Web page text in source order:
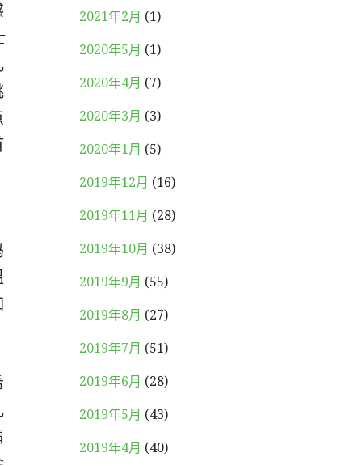
2021年2月 (1)
2020年5月 (1)
2020年4月 (7)
2020年3月 (3)
2020年1月 (5)
2019年12月 (16)
2019年11月 (28)
2019年10月 (38)
2019年9月 (55)
2019年8月 (27)
2019年7月 (51)
2019年6月 (28)
2019年5月 (43)
2019年4月 (40)